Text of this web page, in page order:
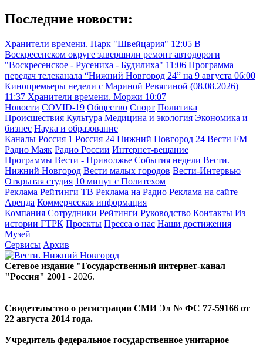
Последние новости:
Хранители времени. Парк "Швейцария" 12:05 В
Воскресенском округе завершили ремонт автодороги
"Воскресенское - Русениха - Будилиха" 11:06 Программа
передач телеканала “Нижний Новгород 24” на 9 августа 06:00
Кинопремьеры недели с Мариной Ревягиной (08.08.2026)
11:37 Хранители времени. Моржи 10:07
Новости COVID-19 Общество Спорт Политика
Происшествия Культура Медицина и экология Экономика и
бизнес Наука и образование
Каналы Россия 1 Россия 24 Нижний Новгород 24 Вести FM
Радио Маяк Радио России Интернет-вещание
Программы Вести - Приволжье События недели Вести.
Нижний Новгород Вести малых городов Вести-Интервью
Открытая студия 10 минут с Политехом
Реклама Рейтинги ТВ Реклама на Радио Реклама на сайте
Аренда Коммерческая информация
Компания Сотрудники Рейтинги Руководство Контакты Из
истории ГТРК Проекты Пресса о нас Наши достижения
Музей
Сервисы Архив
Сетевое издание "Государственный интернет-канал
"Россия" 2001 - 2026.
Свидетельство о регистрации СМИ Эл № ФС 77-59166 от
22 августа 2014 года.
Учредитель федеральное государственное унитарное